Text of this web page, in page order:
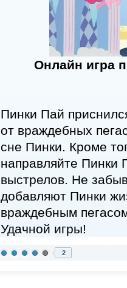
Онлайн игра
Пинки Пай
от враждебных
сне Пинки. Кроме
направляйте Пинки
выстрелов. Не
добавляют Пинки
враждебным
Удачной игры!
2